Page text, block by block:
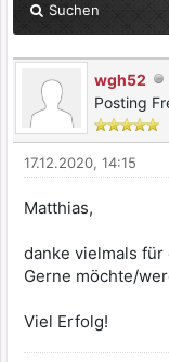
Suchen
wgh52
Posting
17.12.2020, 14:15
Matthias,
danke vielmals
Gerne möchte/
Viel Erfolg!